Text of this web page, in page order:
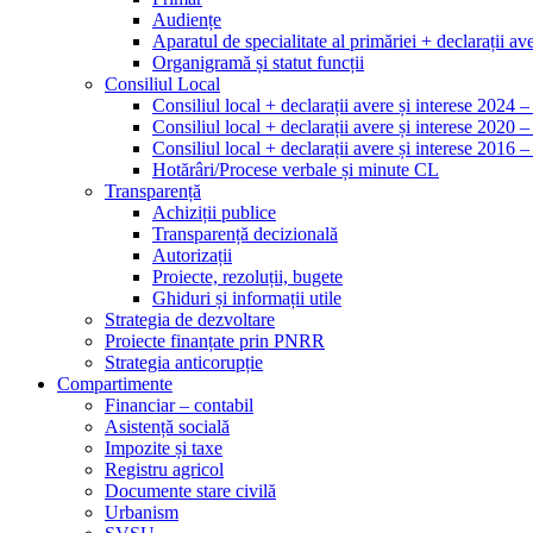
Audiențe
Aparatul de specialitate al primăriei + declarații
Organigramă și statut funcții
Consiliul Local
Consiliul local + declarații avere și interese 2024
Consiliul local + declarații avere și interese 2020
Consiliul local + declarații avere și interese 2016
Hotărâri/Procese verbale și minute CL
Transparență
Achiziții publice
Transparență decizională
Autorizații
Proiecte, rezoluții, bugete
Ghiduri și informații utile
Strategia de dezvoltare
Proiecte finanțate prin PNRR
Strategia anticorupție
Compartimente
Financiar – contabil
Asistență socială
Impozite și taxe
Registru agricol
Documente stare civilă
Urbanism